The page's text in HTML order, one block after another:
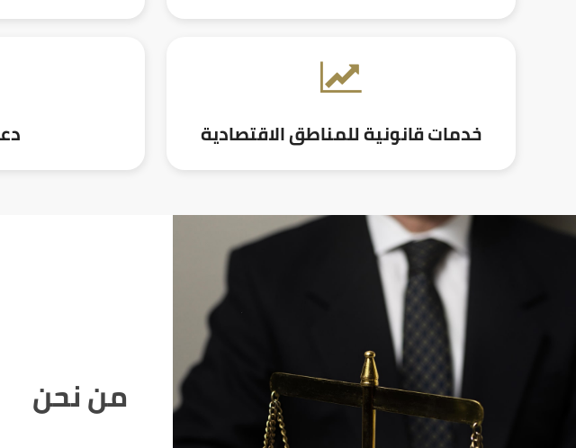
خدمات قانونية للمناطق الاقتصادية
من نحن